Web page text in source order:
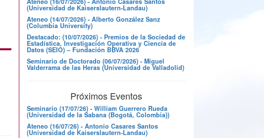
(Universidad de Kaiserslautern-Landau)
Ateneo (14/07/2026) - Alberto González Sanz
(Columbia University)
Destacado: (10/07/2026) - Premios de la Sociedad de
Estadística, Investigación Operativa y Ciencia de
Datos (SEIO) – Fundación BBVA 2026
Seminario de Doctorado (06/07/2026) - Miguel
Valderrama de las Heras (Universidad de Valladolid)
Próximos Eventos
Seminario (17/07/26) - William Guerrero Rueda
(Universidad de la Sabana (Bogotá, Colombia))
Ateneo (16/07/26) - Antonio Casares Santos
(Universidad de Kaiserslautern-Landau)